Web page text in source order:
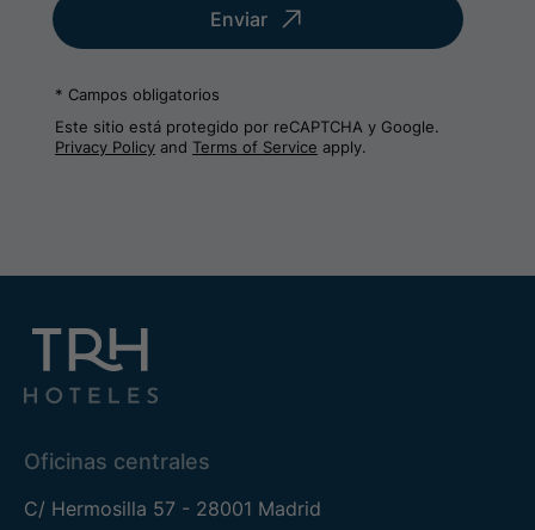
Enviar
* Campos obligatorios
Este sitio está protegido por reCAPTCHA y Google.
Privacy Policy and Terms of Service apply.
Oficinas centrales
C/ Hermosilla 57 - 28001 Madrid